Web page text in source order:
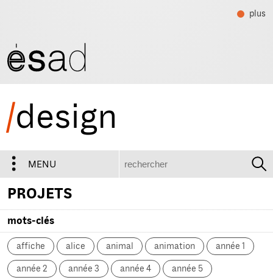
plus
/design
MENU
PROJETS
mots-clés
affiche alice animal animation année 1
année 2 année 3 année 4 année 5